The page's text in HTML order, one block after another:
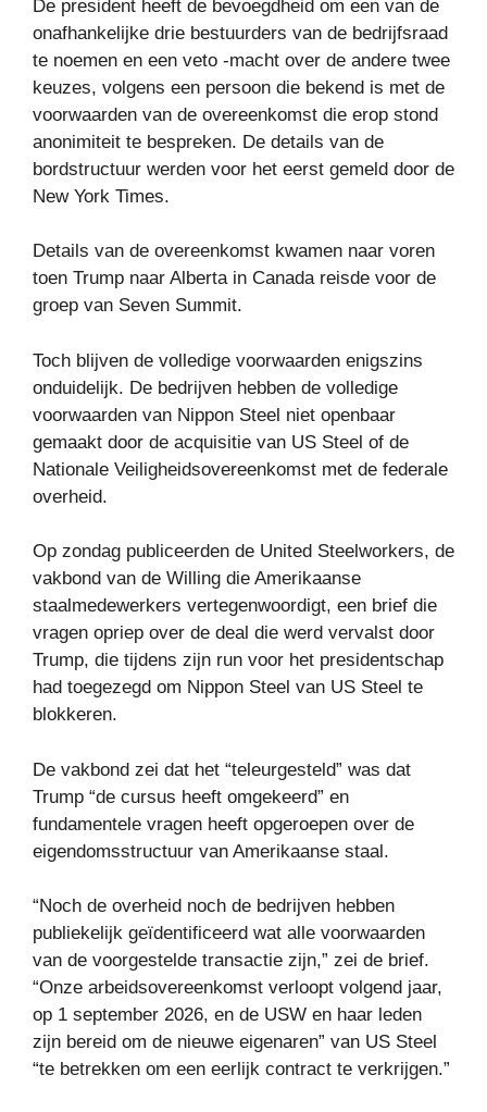
De president heeft de bevoegdheid om een ​​van de
onafhankelijke drie bestuurders van de bedrijfsraad
te noemen en een veto -macht over de andere twee
keuzes, volgens een persoon die bekend is met de
voorwaarden van de overeenkomst die erop stond
anonimiteit te bespreken. De details van de
bordstructuur werden voor het eerst gemeld door de
New York Times.
Details van de overeenkomst kwamen naar voren
toen Trump naar Alberta in Canada reisde voor de
groep van Seven Summit.
Toch blijven de volledige voorwaarden enigszins
onduidelijk. De bedrijven hebben de volledige
voorwaarden van Nippon Steel niet openbaar
gemaakt door de acquisitie van US Steel of de
Nationale Veiligheidsovereenkomst met de federale
overheid.
Op zondag publiceerden de United Steelworkers, de
vakbond van de Willing die Amerikaanse
staalmedewerkers vertegenwoordigt, een brief die
vragen opriep over de deal die werd vervalst door
Trump, die tijdens zijn run voor het presidentschap
had toegezegd om Nippon Steel van US Steel te
blokkeren.
De vakbond zei dat het “teleurgesteld” was dat
Trump “de cursus heeft omgekeerd” en
fundamentele vragen heeft opgeroepen over de
eigendomsstructuur van Amerikaanse staal.
“Noch de overheid noch de bedrijven hebben
publiekelijk geïdentificeerd wat alle voorwaarden
van de voorgestelde transactie zijn,” zei de brief.
“Onze arbeidsovereenkomst verloopt volgend jaar,
op 1 september 2026, en de USW en haar leden
zijn bereid om de nieuwe eigenaren” van US Steel
“te betrekken om een ​​eerlijk contract te verkrijgen.”